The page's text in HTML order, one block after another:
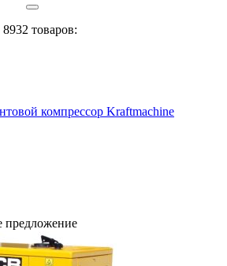
товаров:
компрессор Kraftmaсhine
предложение